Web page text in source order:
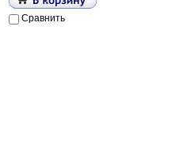
Сравнить